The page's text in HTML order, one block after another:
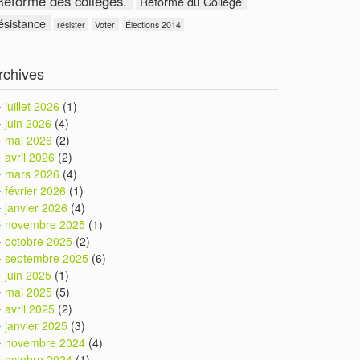
résister Voter Élections 2014
juillet 2026 (1)
juin 2026 (4)
mai 2026 (2)
avril 2026 (2)
mars 2026 (4)
février 2026 (1)
janvier 2026 (4)
novembre 2025 (1)
octobre 2025 (2)
septembre 2025 (6)
juin 2025 (1)
mai 2025 (5)
avril 2025 (2)
janvier 2025 (3)
novembre 2024 (4)